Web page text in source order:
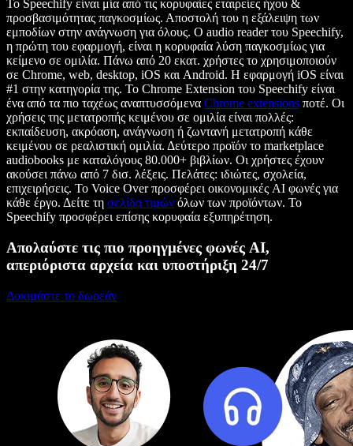
Το Speechify είναι μία από τις κορυφαίες εταιρείες ήχου &
προσβασιμότητας παγκοσμίως. Αποστολή του η εξάλειψη των
εμποδίων στην ανάγνωση για όλους. Ο audio reader του Speechify,
η πρώτη του εφαρμογή, είναι η κορυφαία λύση παγκοσμίως για
κείμενο σε ομιλία. Πάνω από 20 εκατ. χρήστες το χρησιμοποιούν
σε Chrome, web, desktop, iOS και Android. Η εφαρμογή iOS είναι
#1 στην κατηγορία της. Το Chrome Extension του Speechify είναι
ένα από τα πιο ταχέως αναπτυσσόμενα Chrome extensions ποτέ. Οι
χρήσεις της μετατροπής κειμένου σε ομιλία είναι πολλές:
εκπαίδευση, ακρόαση, ανάγνωση ή ζωντανή μετατροπή κάθε
κειμένου σε ρεαλιστική ομιλία. Δεύτερο προϊόν το marketplace
audiobooks με καταλόγους 80.000+ βιβλίων. Οι χρήστες έχουν
ακούσει πάνω από 7 δισ. λέξεις. Πελάτες: ιδιώτες, σχολεία,
επιχειρήσεις. Το Voice Over προσφέρει οικονομικές AI φωνές για
κάθε έργο. Δείτε τη σελίδα τιμών όλων των προϊόντων. Το
Speechify προσφέρει επίσης κορυφαία εξυπηρέτηση.
Απολαύστε τις πιο προηγμένες φωνές AI,
απεριόριστα αρχεία και υποστήριξη 24/7
Δοκιμάστε το δωρεάν